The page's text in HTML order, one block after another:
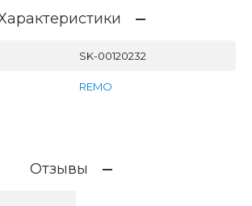
SK-00120232
REMO
Отзывы